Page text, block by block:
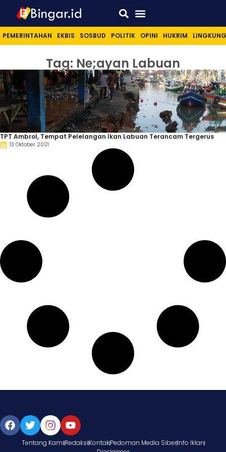
PEMERINTAHAN EKBIS SOSBUD POLITIK OPINI HUKRIM
Tag: Ne;ayan Labuan
TPT Ambrol, Tempat Pelelangan Ikan Labuan Terancam Tergerus
13 Oktober 2021
Tentang KamiRedaksiKontakPedoman Media SiberInfo Iklan